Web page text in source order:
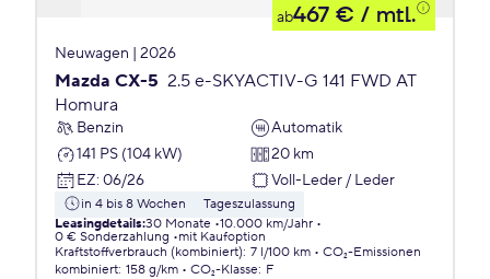
ab467 € / mtl.
Neuwagen | 2026
Mazda CX-5 2.5 e-SKYACTIV-G 141 FWD AT
Homura
Benzin
Automatik
141 PS (104 kW)
20 km
EZ: 06/26 Voll-Leder / Leder
in 4 bis 8 Wochen
Tageszulassung
Leasingdetails:30 Monate 10.000 km/Jahr
0 € Sonderzahlung
mit Kaufoption
Kraftstoffverbrauch (kombiniert): 7 l/100 km
CO₂-Emissionen
kombiniert: 158 g/km CO₂-Klasse: F